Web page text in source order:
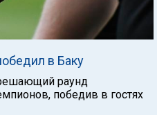
в Баку
раунд
победив в гостях